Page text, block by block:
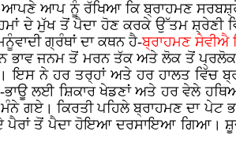
ਆਪਣੇ ਆਪ ਨੂੰ ਰੱਖਿਆ ਕਿ ਬ੍ਰਾਹਮਣ
ਦੇ ਮੁੱਖ ਤੋਂ ਪੈਦਾ ਹੋਣ ਕਰਕੇ ਉੱਤਮ ਸ਼੍ਰੇਣੀ
ਗ੍ਰੰਥਾਂ ਦਾ ਕਥਨ ਹੈ-ਬ੍ਰਾਹਮਣ ਸੇਵੀਐ
ਭਾਵ ਜਨਮ ਤੋਂ ਮਰਨ ਤੱਕ ਅਤੇ ਲੋਕ ਤੋਂ
ਨੇ ਹਰ ਤਰ੍ਹਾਂ ਅਤੇ ਹਰ ਹਾਲਤ ਵਿੱਚ
ਲਈ ਸ਼ਿਕਾਰ ਖੇਡਣਾਂ ਅਤੇ ਹਰ ਵੇਲੇ
ਗਏ। ਕਿਰਤੀ ਪਹਿਲੇ ਬ੍ਰਾਹਮਣ ਦਾ
ਪੈਰਾਂ ਤੋਂ ਪੈਦਾ ਹੋਇਆ ਦਰਸਾਇਆ ਗਿਆ।